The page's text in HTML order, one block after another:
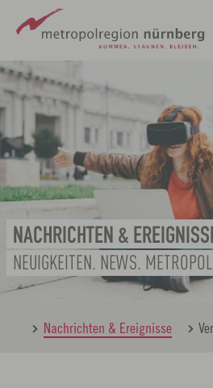
Zum
Hauptinhalt
springen
metropolregion
NACHRICHTEN &
NEUIGKEITEN. NEWS.
Nachrichten & Ereignisse